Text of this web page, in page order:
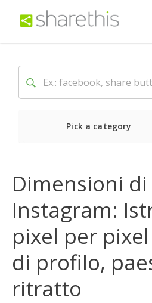
Pick a category
Dimensioni di
Instagram:
pixel per
di profilo,
ritratto